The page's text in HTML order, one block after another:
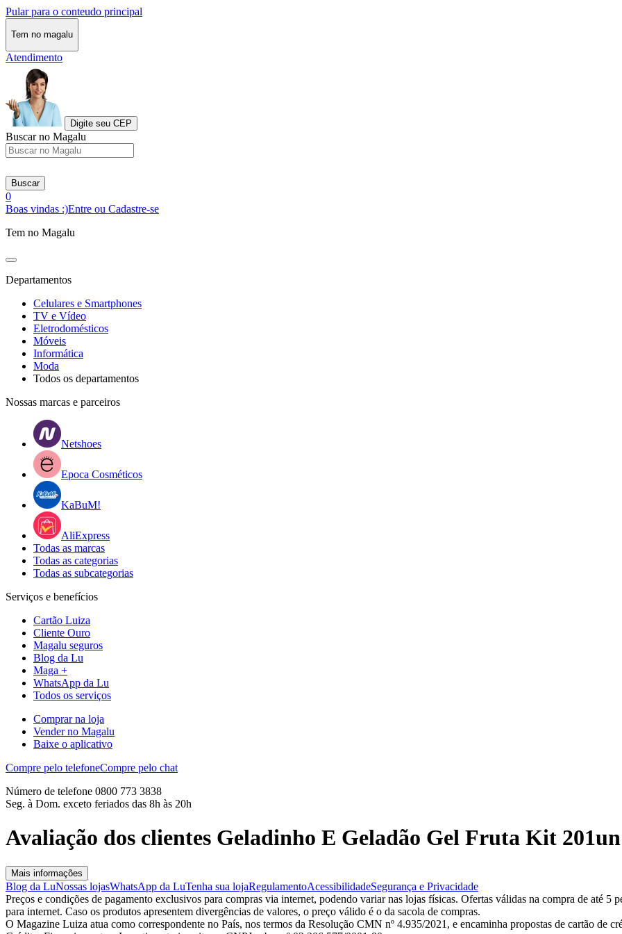
Pular para o conteudo principal
Tem no magalu
Atendimento
Digite seu CEP
Buscar no Magalu
Buscar
0
Boas vindas :)Entre ou Cadastre-se
Tem no Magalu
Departamentos
Celulares e Smartphones
TV e Vídeo
Eletrodomésticos
Móveis
Informática
Moda
Todos os departamentos
Nossas marcas e parceiros
Netshoes
Epoca Cosméticos
KaBuM!
AliExpress
Todas as marcas
Todas as categorias
Todas as subcategorias
Serviços e benefícios
Cartão Luiza
Cliente Ouro
Magalu seguros
Blog da Lu
Maga +
WhatsApp da Lu
Todos os serviços
Comprar na loja
Vender no Magalu
Baixe o aplicativo
Compre pelo telefoneCompre pelo chat
Número de telefone 0800 773 3838
Seg. à Dom. exceto feriados das 8h às 20h
Avaliação dos clientes Geladinho E Geladão Gel Fruta Kit
Mais informações
Blog da LuNossas lojasWhatsApp da LuTenha sua lojaRegulamentoAcessibilidadeSegurança e Privacidade
Preços e condições de pagamento exclusivos para compras via internet, podendo variar nas lojas físicas. Ofertas válidas na compra de até 5
para internet. Caso os produtos apresentem divergências de valores, o preço válido é o da sacola de compras.
O Magazine Luiza atua como correspondente no País, nos termos da Resolução CMN nº 4.935/2021, e encaminha propostas de cartão de